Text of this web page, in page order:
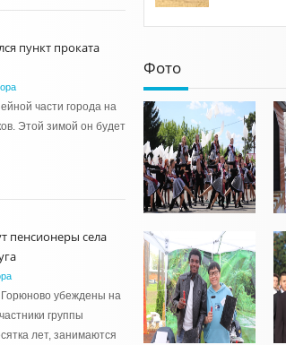
пункт проката
части города на
Этой зимой он будет
пенсионеры села
Горюново убеждены на
группы
лет, занимаются
Фото